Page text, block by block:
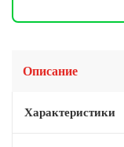
Описание
Характеристики